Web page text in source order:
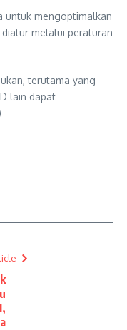
untuk mengoptimalkan
melalui peraturan
terutama yang
lain dapat